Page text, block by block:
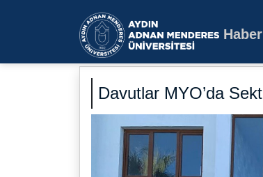
Aydın Adnan
Davutlar MYO’da